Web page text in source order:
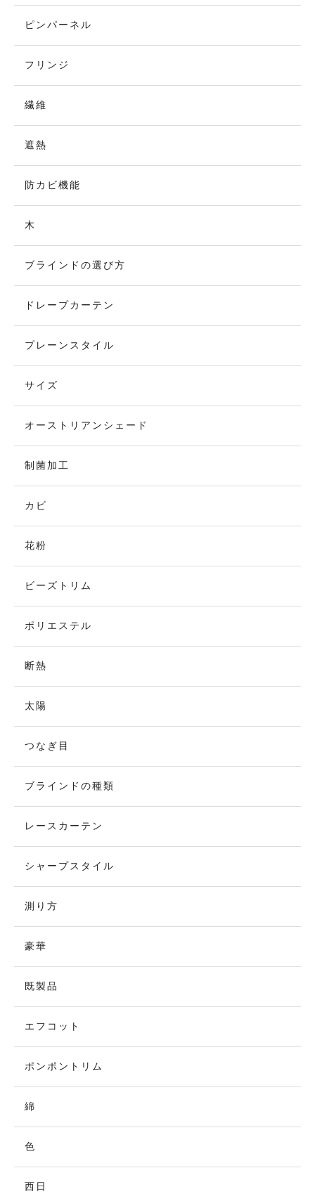
ピンパーネル
フリンジ
繊維
遮熱
防カビ機能
木
ブラインドの選び方
ドレープカーテン
プレーンスタイル
サイズ
オーストリアンシェード
制菌加工
カビ
花粉
ビーズトリム
ポリエステル
断熱
太陽
つなぎ目
ブラインドの種類
レースカーテン
シャープスタイル
測り方
豪華
既製品
エフコット
ポンポントリム
綿
色
西日